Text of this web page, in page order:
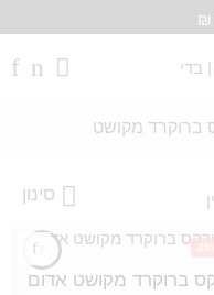
ברוקרד מקושט
סינון
ברוקרד מקושט אדום